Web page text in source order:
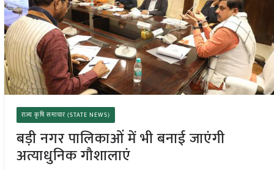
राज्य कृषि समाचार (STATE NEWS)
बड़ी नगर पालिकाओं में भी बनाई जाएंगी
अत्याधुनिक गौशालाएं